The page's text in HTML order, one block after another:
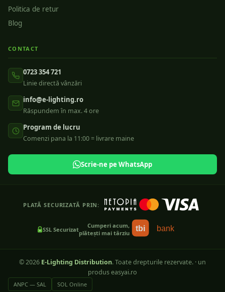
Politica de retur
Blog
CONTACT
0723 354 721
Linie directă vânzări
info@e-lighting.ro
Răspundem în max. 4 ore
Program de lucru
Comenzi pana la 11:00 = livrare maine
Scrie-ne pe WhatsApp
PLATĂ SECURIZATĂ PRIN:
SSL Securizat
Cumperi acum,
plătești mai târziu
tbi bank
©2026 E-Lighting Distribution. Toate drepturile rezervate. · un
produs easyai.ro
ANPC — SAL SOL Online